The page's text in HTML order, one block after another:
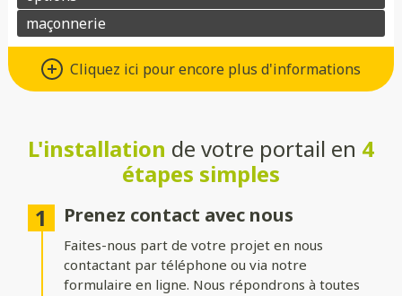
Cliquez ici pour encore plus d'informations
Différents types d’ouvertures
Choisissez le système d’ouverture qui convient au mieux à votre
Battant: idéal pour les larges entrées, avec une ouverture
classique à deux vantaux.
optimise le dégagement latéral.
Coulissant autoportant: sans rail au sol, il assure un
fonctionnement fluide et une esthétique épurée.
L'installation de votre portail en 4
étapes simples
Prenez contact avec nous
Faites-nous part de votre projet en nous
contactant par téléphone ou via notre
formulaire en ligne. Nous répondrons à toutes